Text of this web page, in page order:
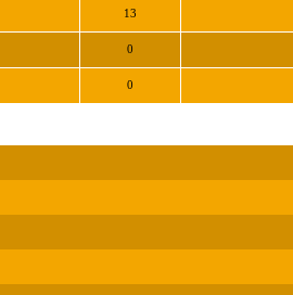
13
0
0